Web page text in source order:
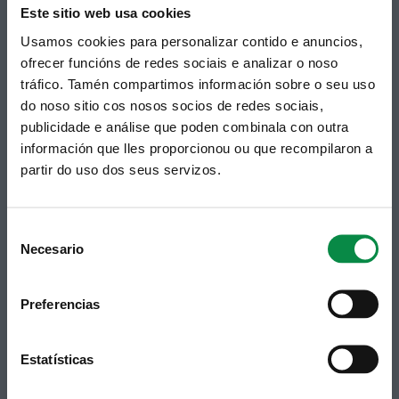
Este sitio web usa cookies
Usamos cookies para personalizar contido e anuncios,
ofrecer funcións de redes sociais e analizar o noso
tráfico. Tamén compartimos información sobre o seu uso
do noso sitio cos nosos socios de redes sociais,
publicidade e análise que poden combinala con outra
información que lles proporcionou ou que recompilaron a
partir do uso dos seus servizos.
Selection
Necesario
Preferencias
Estatísticas
© Concello de Ames
Bertamiráns (Ames)
Telf 981 883 002 | Fax 981 883 925
municipal no teu correo electrónico mediante